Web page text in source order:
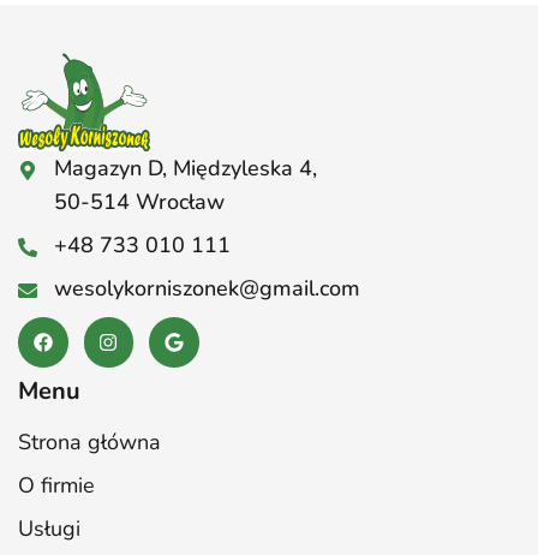
Magazyn D, Międzyleska 4,
50-514 Wrocław
+48 733 010 111
wesolykorniszonek@gmail.com
Menu
Strona główna
O firmie
Usługi